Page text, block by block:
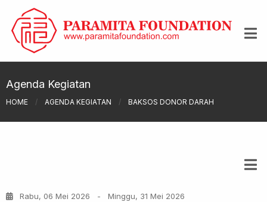
Agenda Kegiatan
HOME / AGENDA KEGIATAN / BAKSOS DONOR DARAH
Rabu, 06 Mei 2026 - Minggu, 31 Mei 2026